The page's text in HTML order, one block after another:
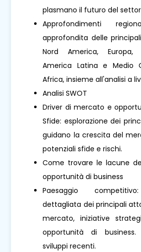
plasmano il futuro del
Approfondimenti
approfondita delle
Nord America, Europa,
America Latina e Medio
Africa, insieme all'analisi a
Analisi SWOT
Driver di mercato e
Sfide: esplorazione dei
guidano la crescita del
potenziali sfide e rischi.
Come trovare le lacune
opportunità di business
Paesaggio
dettagliata dei principali
mercato, iniziative
opportunità di business.
sviluppi recenti.